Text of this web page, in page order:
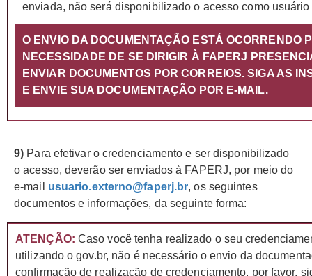
enviada, não será disponibilizado o acesso como
O ENVIO DA DOCUMENTAÇÃO ESTÁ OCORRENDO
NECESSIDADE DE SE DIRIGIR À FAPERJ
ENVIAR DOCUMENTOS POR CORREIOS. SIGA AS
E ENVIE SUA DOCUMENTAÇÃO POR E-MAIL.
9) Para efetivar o credenciamento e ser disponibilizado
o acesso, deverão ser enviados à FAPERJ, por meio do
e-mail usuario.externo@faperj.br, os seguintes
documentos e informações, da seguinte forma:
ATENÇÃO: Caso você tenha realizado o seu
utilizando o gov.br, não é necessário o envio da
confirmação de realização de credenciamento, por favor,